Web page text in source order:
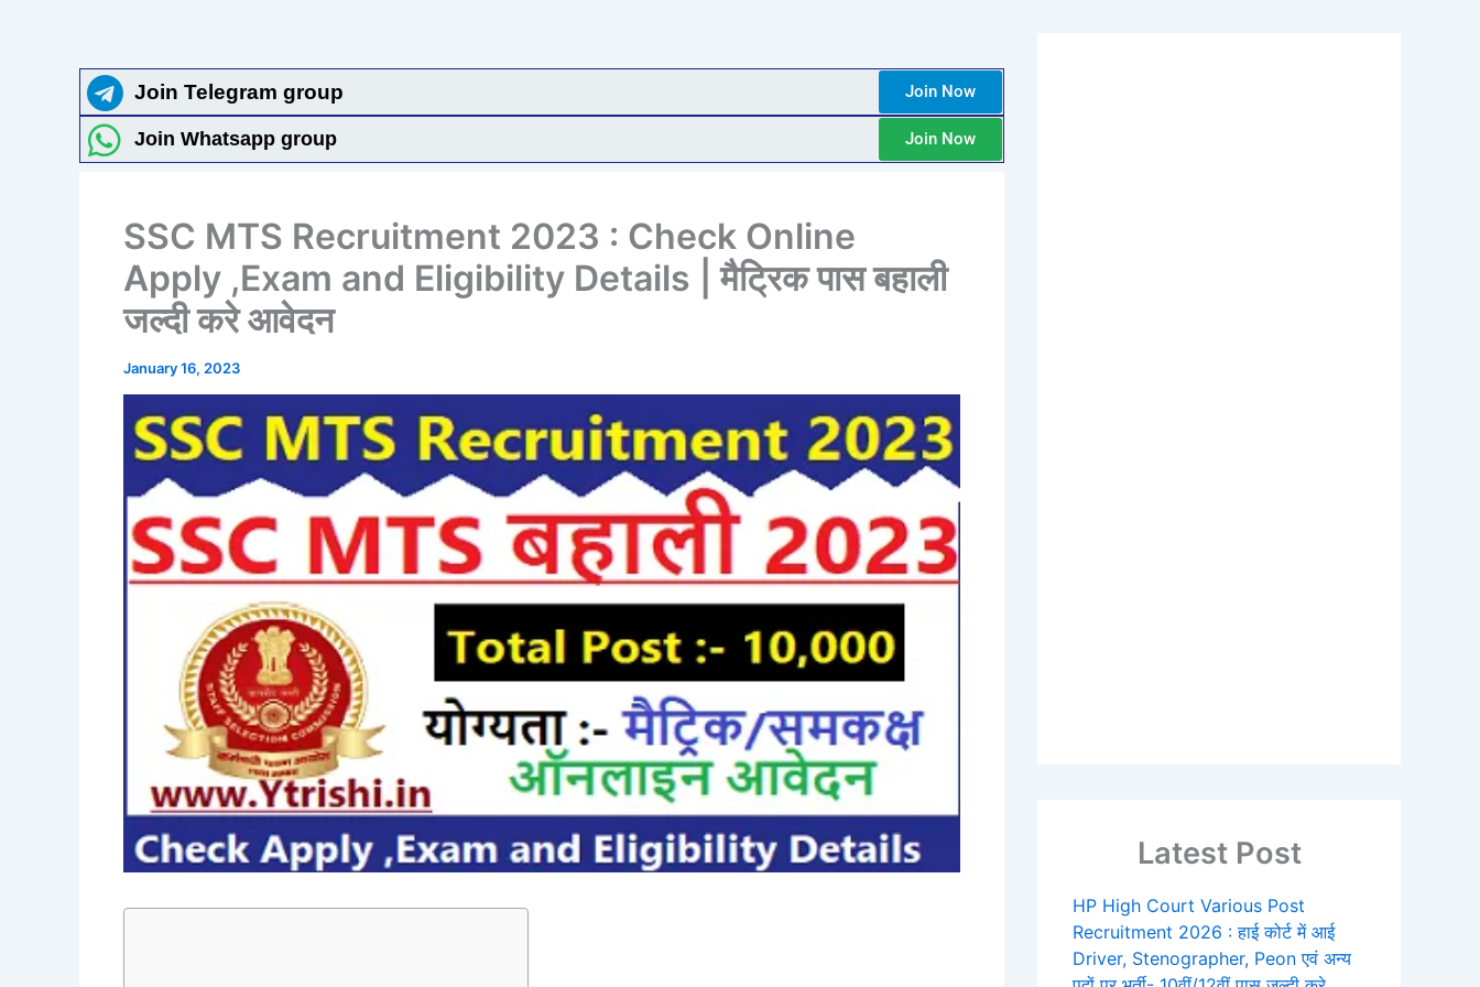
Join Telegram group Join Now
Join Whatsapp group Join Now
SSC MTS Recruitment 2023 : Check Online
Apply ,Exam and Eligibility Details | मैट्रिक पास बहाली
जल्दी करे आवेदन
January 16, 2023
Latest Post
HP High Court Various Post
Recruitment 2026 : हाई कोर्ट में आई
Driver, Stenographer, Peon एवं अन्य